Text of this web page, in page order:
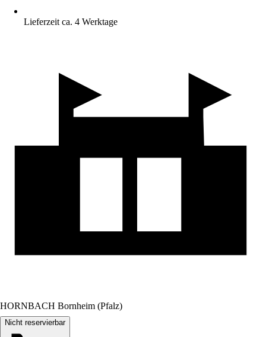
Lieferzeit ca. 4 Werktage
HORNBACH Bornheim (Pfalz)
Nicht reservierbar